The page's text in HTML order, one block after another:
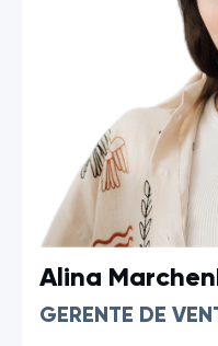
Alina
GERENTE DE